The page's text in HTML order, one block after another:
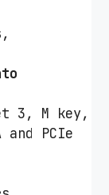
3, M key,
and PCIe